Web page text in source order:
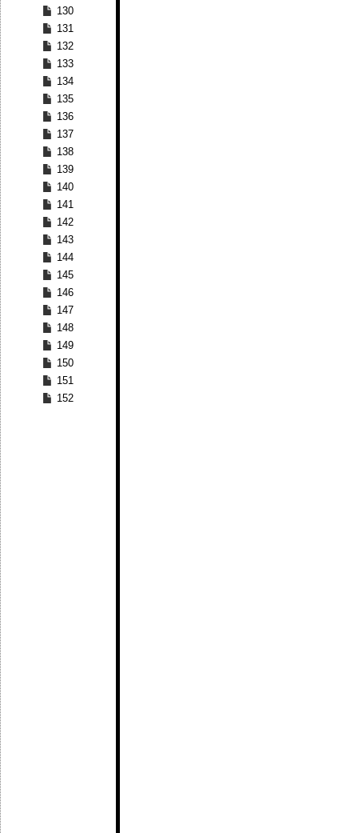
130
131
132
133
134
135
136
137
138
139
140
141
142
143
144
145
146
147
148
149
150
151
152